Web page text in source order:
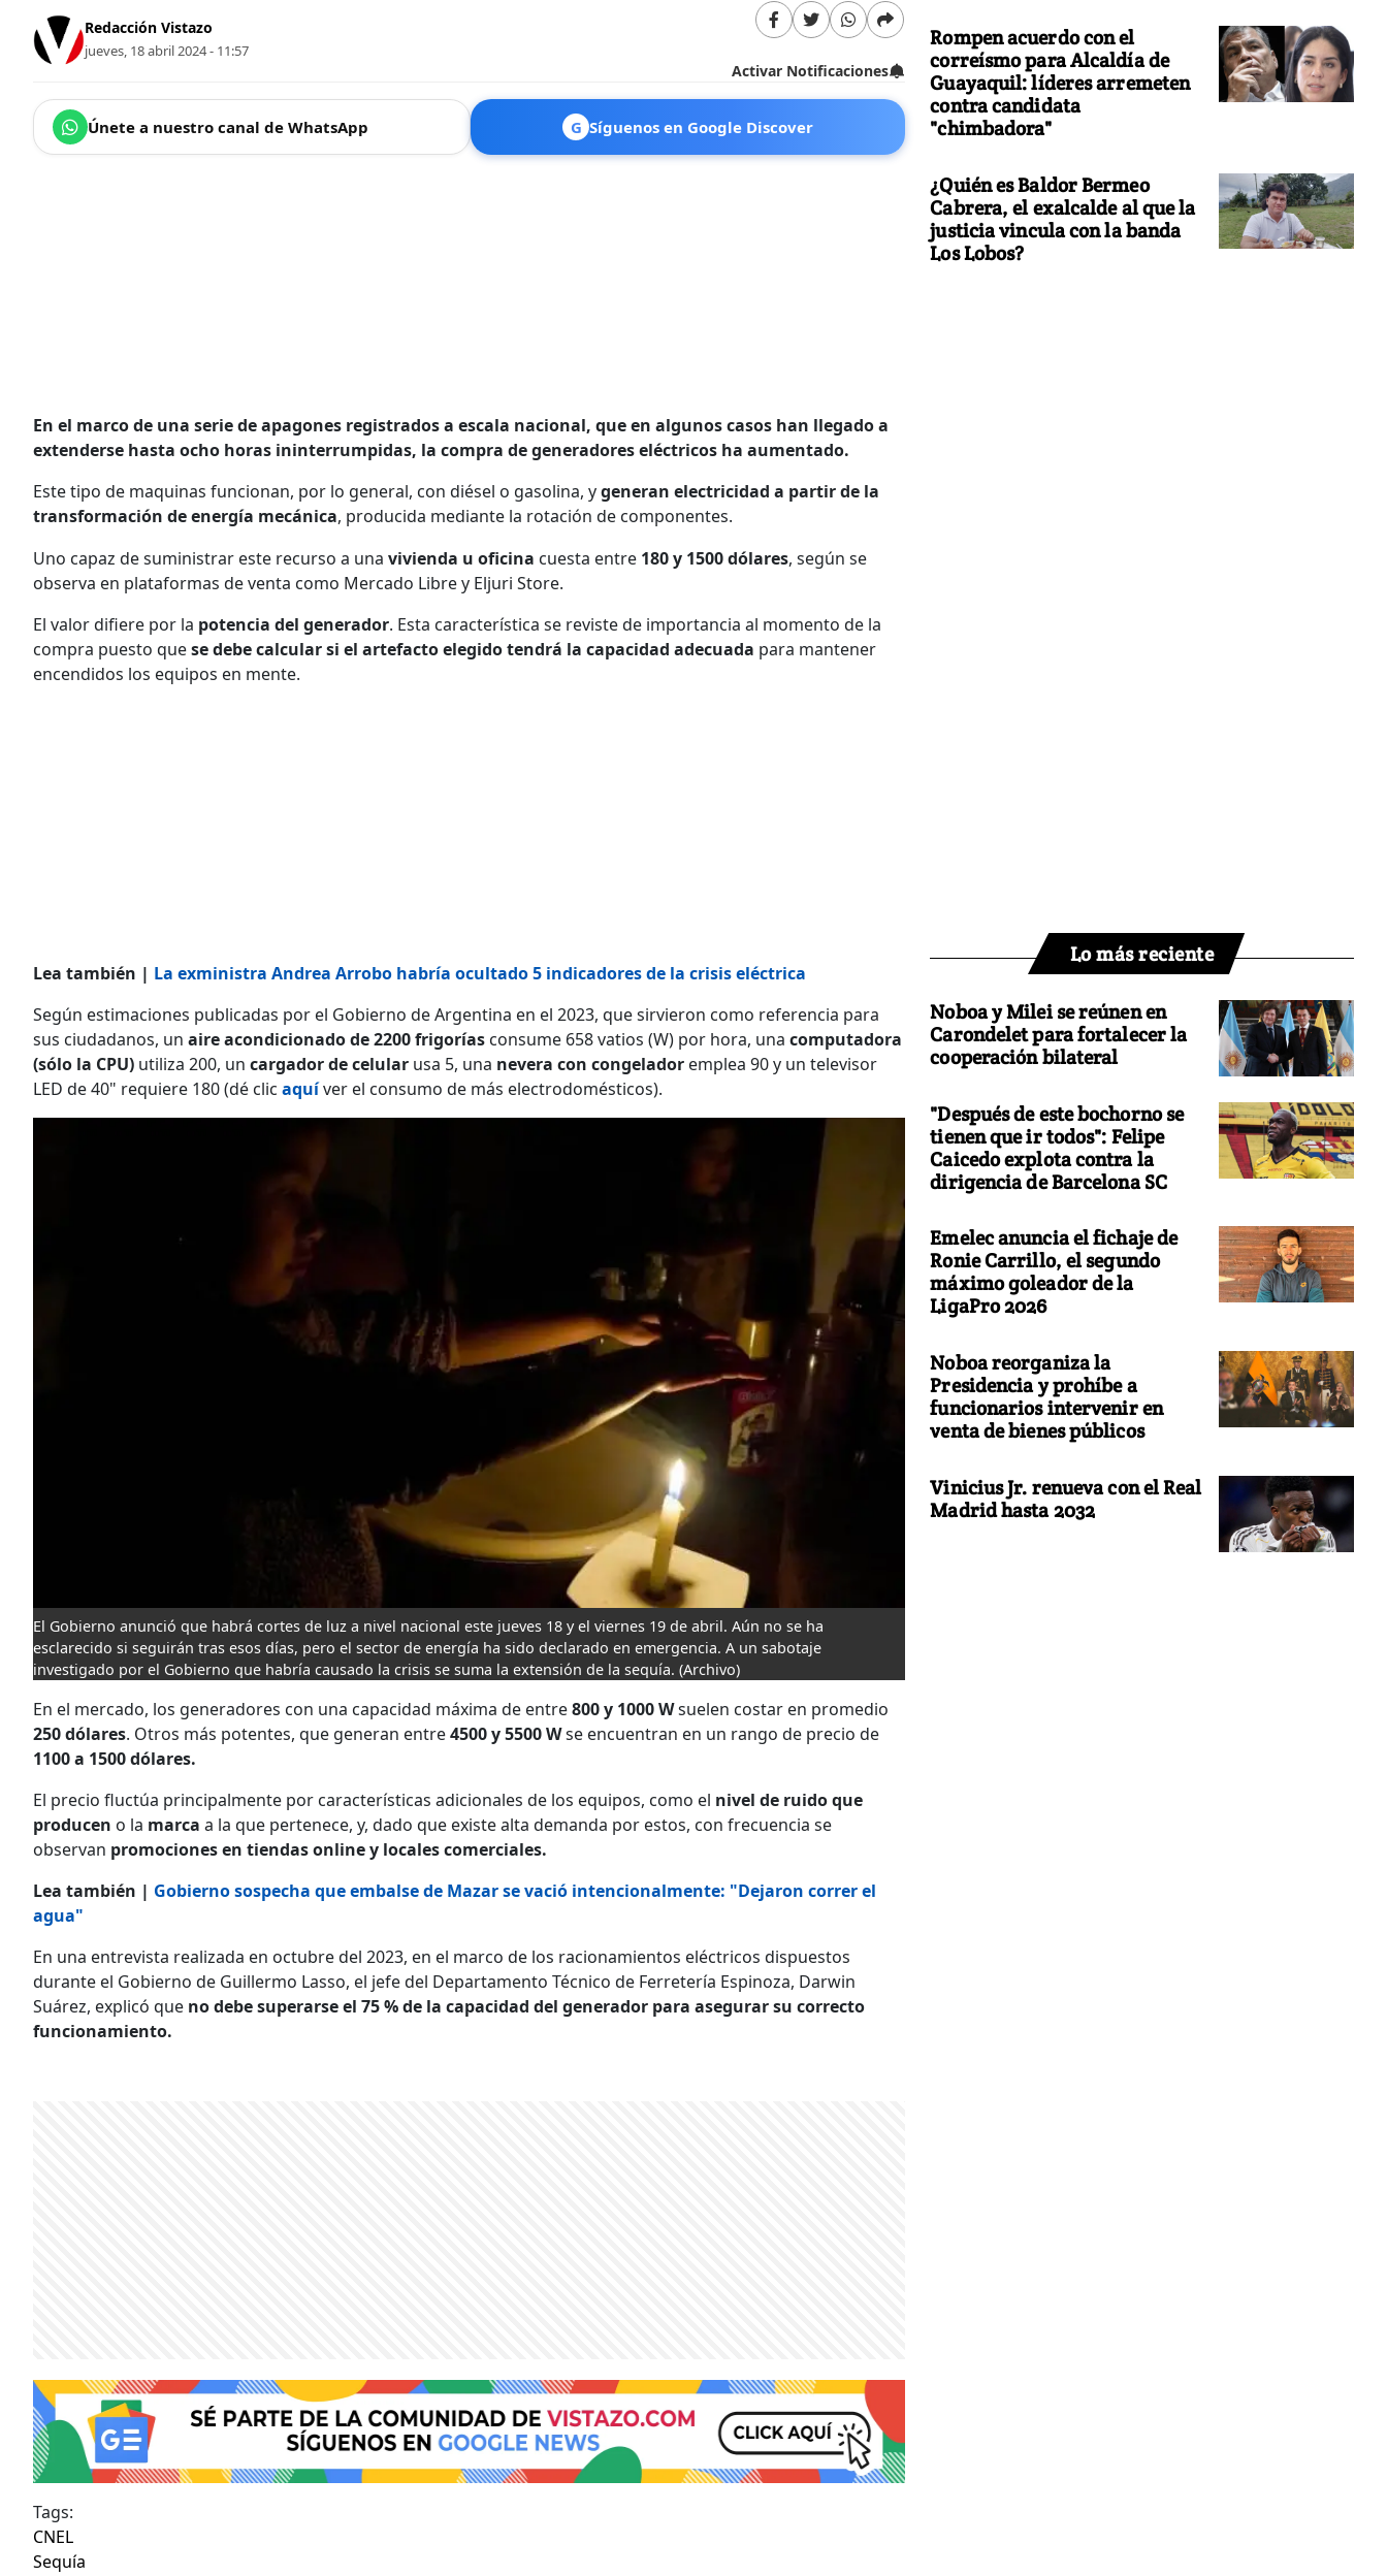
Redacción Vistazo
jueves, 18 abril 2024 - 11:57
Activar Notificaciones
Únete a nuestro canal de WhatsApp G Síguenos en Google Discover
En el marco de una serie de apagones registrados a escala nacional, que en algunos casos han llegado a
extenderse hasta ocho horas ininterrumpidas, la compra de generadores eléctricos ha aumentado.
Este tipo de maquinas funcionan, por lo general, con diésel o gasolina, ygeneran electricidad a partir de la
transformación de energía mecánica, producida mediante la rotación de componentes.
Uno capaz de suministrar este recurso a una vivienda u oficina cuesta entre 180 y 1500 dólares, según se
observa en plataformas de venta como Mercado Libre y Eljuri Store.
El valor difiere por la potencia del generador. Esta característica se reviste de importancia al momento de la
compra puesto quese debe calcular si el artefacto elegido tendrá la capacidad adecuada para mantener
encendidos los equipos en mente.
Lea también | La exministra Andrea Arrobo habría ocultado 5 indicadores de la crisis eléctrica
Según estimaciones publicadas por el Gobierno de Argentina en el 2023, que sirvieron como referencia para
sus ciudadanos, un aire acondicionado de 2200 frigorías consume 658 vatios (W) por hora, una computadora
(sólo la CPU) utiliza 200, un cargador de celular usa 5, una nevera con congelador emplea 90 y un televisor
LED de 40" requiere 180 (dé clic aquíver el consumo de más electrodomésticos).
El Gobierno anunció que habrá cortes de luz a nivel nacional este jueves 18 y el viernes 19 de abril. Aún no se ha
esclarecido si seguirán tras esos días, pero el sector de energía ha sido declarado en emergencia. A un sabotaje
investigado por el Gobierno que habría causado la crisis se suma la extensión de la sequía. (Archivo)
En el mercado, los generadores con una capacidad máxima de entre800 y 1000 Wsuelen costar en promedio
250 dólares. Otros más potentes, que generan entre4500 y 5500 Wse encuentran en un rango de precio de
1100 a 1500 dólares.
El precio fluctúa principalmente por características adicionales de los equipos, como el nivel de ruido que
producen o la marca a la que pertenece, y, dado que existe alta demanda por estos, con frecuencia se
observan promociones en tiendas online y locales comerciales.
Lea también | Gobierno sospecha que embalse de Mazar se vació intencionalmente: "Dejaron correr el
agua"
En una entrevista realizada en octubre del 2023, en el marco de los racionamientos eléctricos dispuestos
durante el Gobierno de Guillermo Lasso, el jefe del Departamento Técnico de Ferretería Espinoza, Darwin
Suárez, explicó que no debe superarse el 75 % de la capacidad del generador para asegurar su correcto
funcionamiento.
Tags:
CNEL
Sequía
Rompen acuerdo con el
correísmo para Alcaldía de
Guayaquil: líderes arremeten
contra candidata
"chimbadora"
¿Quién es Baldor Bermeo
Cabrera, el exalcalde al que la
justicia vincula con la banda
Los Lobos?
Lo más reciente
Noboa y Milei se reúnen en
Carondelet para fortalecer la
cooperación bilateral
"Después de este bochorno se
tienen que ir todos": Felipe
Caicedo explota contra la
dirigencia de Barcelona SC
Emelec anuncia el fichaje de
Ronie Carrillo, el segundo
máximo goleador de la
LigaPro 2026
Noboa reorganiza la
Presidencia y prohíbe a
funcionarios intervenir en
venta de bienes públicos
Vinicius Jr. renueva con el Real
Madrid hasta 2032